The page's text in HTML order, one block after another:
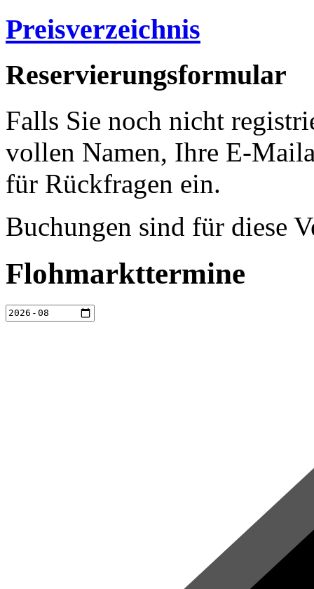
Preisverzeichnis
Reservierungsformular
Falls Sie noch nicht
vollen Namen, Ihre E-
für Rückfragen ein.
Buchungen sind für diese
Flohmarkttermine